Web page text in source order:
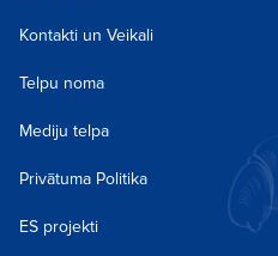
Kontakti un Veikali
Telpu noma
Mediju telpa
Privātuma Politika
ES projekti